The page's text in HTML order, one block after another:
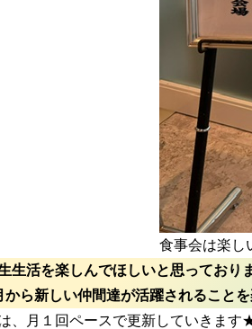
食事会は楽し
生活を楽しんでほしいと思っており
から新しい仲間達が活躍されること
、月１回ペースで更新していきます